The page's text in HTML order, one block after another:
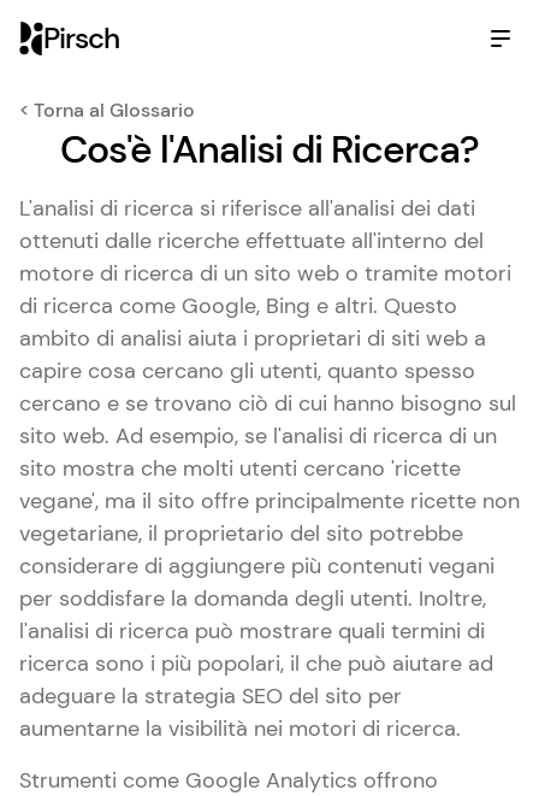
Pirsch
< Torna al Glossario
Cos'è l'Analisi di Ricerca?
L'analisi di ricerca si riferisce all'analisi dei dati
ottenuti dalle ricerche effettuate all'interno del
motore di ricerca di un sito web o tramite motori
di ricerca come Google, Bing e altri. Questo
ambito di analisi aiuta i proprietari di siti web a
capire cosa cercano gli utenti, quanto spesso
cercano e se trovano ciò di cui hanno bisogno sul
sito web. Ad esempio, se l'analisi di ricerca di un
sito mostra che molti utenti cercano 'ricette
vegane', ma il sito offre principalmente ricette non
vegetariane, il proprietario del sito potrebbe
considerare di aggiungere più contenuti vegani
per soddisfare la domanda degli utenti. Inoltre,
l'analisi di ricerca può mostrare quali termini di
ricerca sono i più popolari, il che può aiutare ad
adeguare la strategia SEO del sito per
aumentarne la visibilità nei motori di ricerca.
Strumenti come Google Analytics offrono